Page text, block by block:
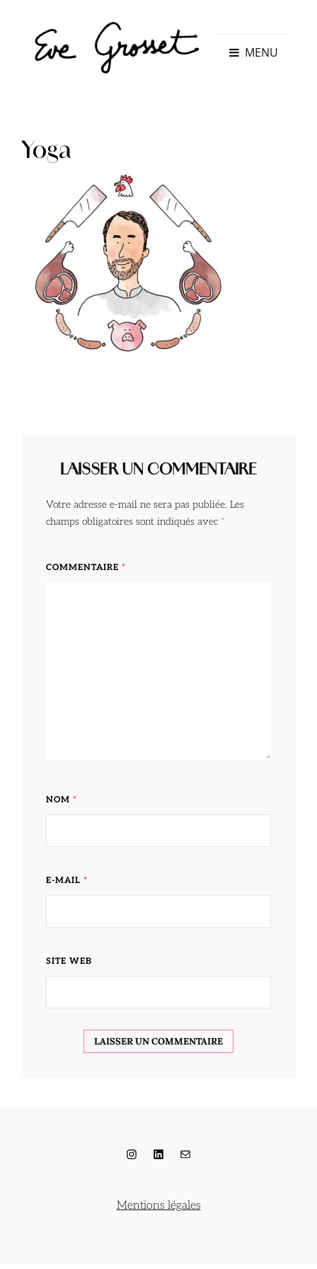
MENU
Yoga
LAISSER UN COMMENTAIRE
Votre adresse e-mail ne sera pas publiée. Les
champs obligatoires sont indiqués avec *
COMMENTAIRE *
NOM *
E-MAIL *
SITE WEB
Instagram
LinkedIn
E-mail
Mentions légales